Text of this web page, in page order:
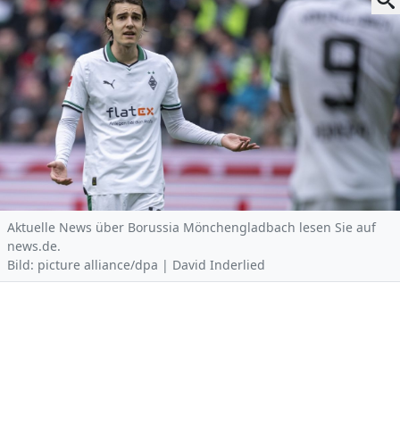
Aktuelle News über Borussia Mönchengladbach lesen Sie auf
news.de.
Bild: picture alliance/dpa | David Inderlied